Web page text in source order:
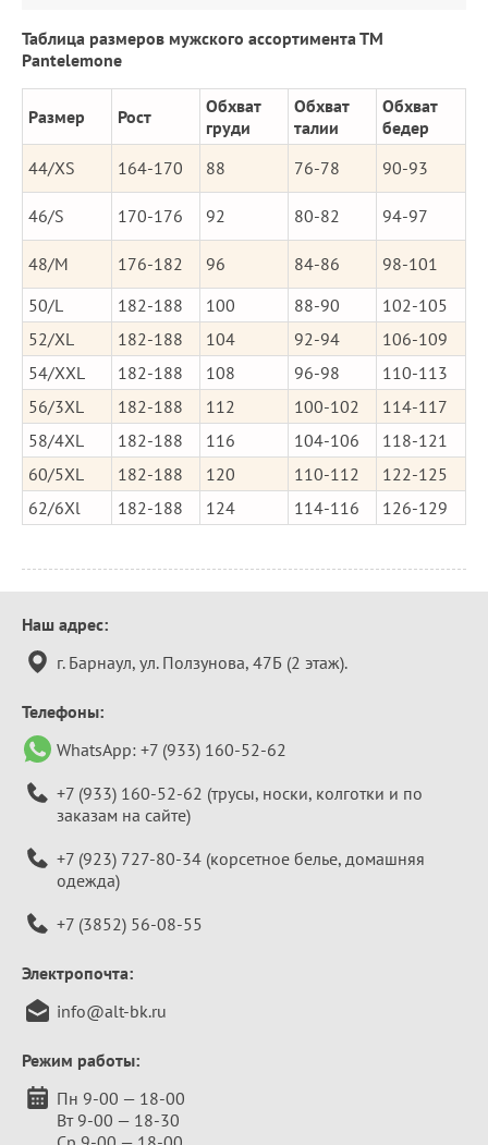
Таблица размеров мужского ассортимента ТМ
Pantelemone
Размер Рост
Обхват
груди
Обхват
талии
Обхват
бедер
44/XS
164-170 88 76-78 90-93
46/S 170-176 92 80-82 94-97
48/M 176-182 96 84-86
98-101
50/L
182-188 100 88-90
102-105
52/XL
182-188 104 92-94
106-109
54/XXL
182-188 108 96-98
110-113
56/3XL
182-188 112 100-102
114-117
58/4XL
182-188 116 104-106
118-121
60/5XL
182-188 120 110-112
122-125
62/6Xl
182-188 124 114-116 126-129
Контактная
информация
Наш адрес:
г. Барнаул, ул. Ползунова, 47Б (2 этаж).
Телефоны:
WhatsApp: +7 (933) 160-52-62
+7 (933) 160-52-62 (трусы, носки, колготки и по
заказам на сайте)
+7 (923) 727-80-34 (корсетное белье, домашняя
одежда)
+7 (3852) 56-08-55
Электропочта:
info@alt-bk.ru
Режим работы:
Пн 9-00 — 18-00
Вт 9-00 — 18-30